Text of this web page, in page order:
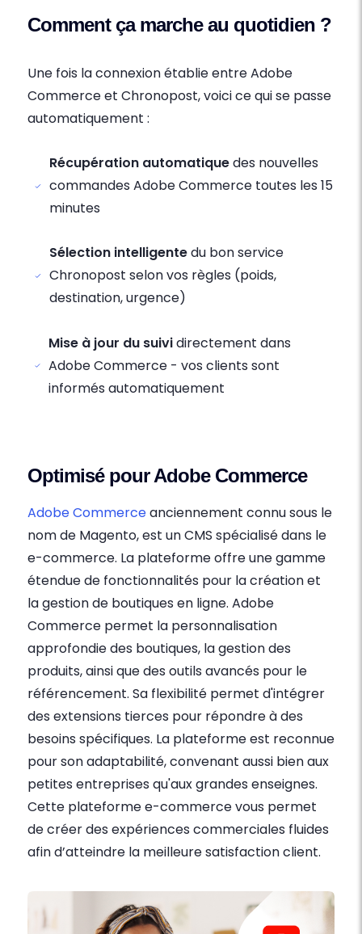
Comment ça marche au quotidien ?
Une fois la connexion établie entre Adobe
Commerce et Chronopost, voici ce qui se passe
automatiquement :
Récupération automatiquedes nouvelles
commandes Adobe Commerce toutes les 15
minutes
Sélection intelligentedu bon service
Chronopost selon vos règles (poids,
destination, urgence)
Mise à jour du suividirectement dans
Adobe Commerce - vos clients sont
informés automatiquement
Optimisé pour Adobe Commerce
Adobe Commerceanciennement connu sous le
nom de Magento, est un CMS spécialisé dans le
e-commerce. La plateforme offre une gamme
étendue de fonctionnalités pour la création et
la gestion de boutiques en ligne. Adobe
Commerce permet la personnalisation
approfondie des boutiques, la gestion des
produits, ainsi que des outils avancés pour le
référencement. Sa flexibilité permet d'intégrer
des extensions tierces pour répondre à des
besoins spécifiques. La plateforme est reconnue
pour son adaptabilité, convenant aussi bien aux
petites entreprises qu'aux grandes enseignes.
Cette plateforme e-commerce vous permet
de créer des expériences commerciales fluides
afin d’atteindre la meilleure satisfaction client.